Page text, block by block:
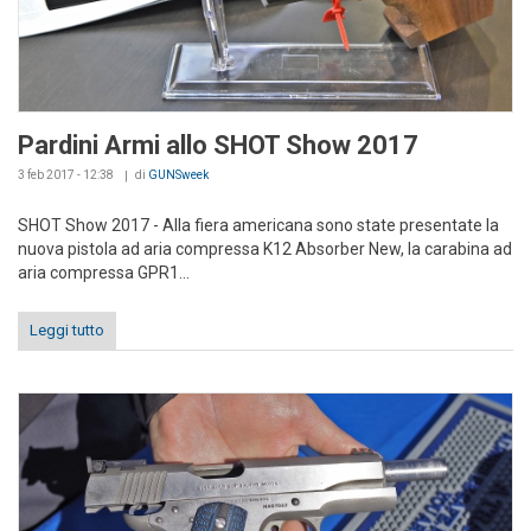
Pardini Armi allo SHOT Show 2017
3 feb 2017 - 12:38 di GUNSweek
SHOT Show 2017 - Alla fiera americana sono state presentate la
nuova pistola ad aria compressa K12 Absorber New, la carabina ad
aria compressa GPR1...
Leggi tutto